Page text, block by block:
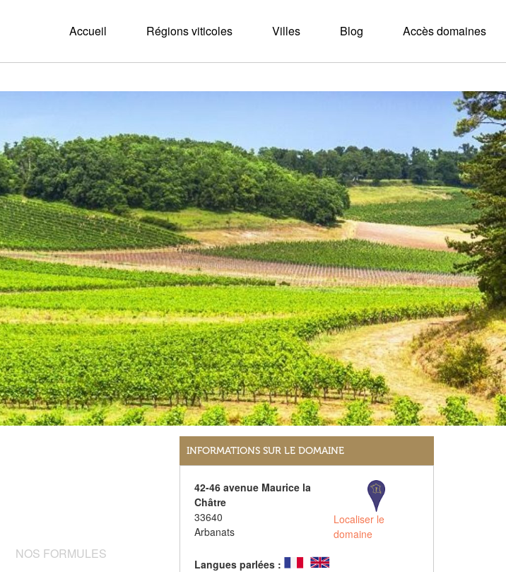
Accueil Régions viticoles Villes Blog Accès domaines
NOS FORMULES
INFORMATIONS SUR LE DOMAINE
42-46 avenue Maurice la
Châtre
33640
Arbanats
Localiser le
domaine
Langues parlées :